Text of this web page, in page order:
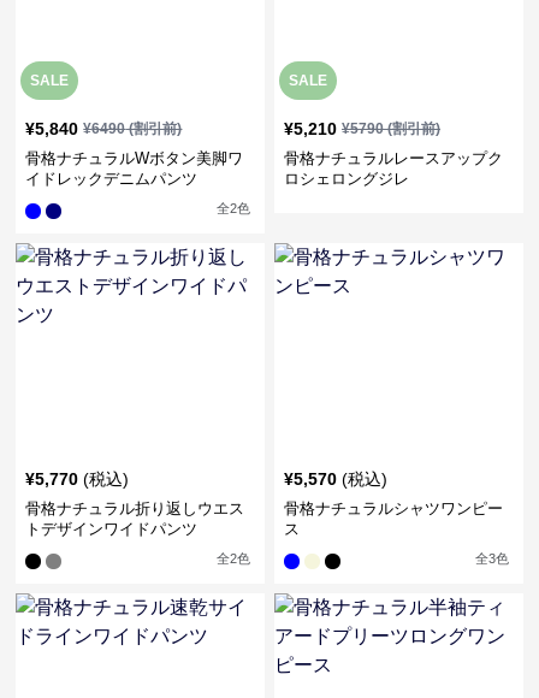
SALE
¥5,840 ¥6490(割引前)
骨格ナチュラルWボタン美脚ワ
イドレックデニムパンツ
全2色
SALE
¥5,210 ¥5790(割引前)
骨格ナチュラルレースアップク
ロシェロングジレ
¥5,770 (税込)
骨格ナチュラル折り返しウエス
トデザインワイドパンツ
全2色
¥5,570 (税込)
骨格ナチュラルシャツワンピー
ス
全3色